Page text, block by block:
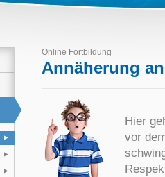
Online Fortbildung
Annäherung
Hier
vor